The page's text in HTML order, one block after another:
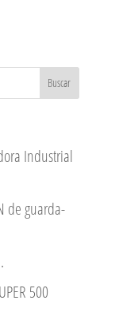
Industrial
de guarda-
500